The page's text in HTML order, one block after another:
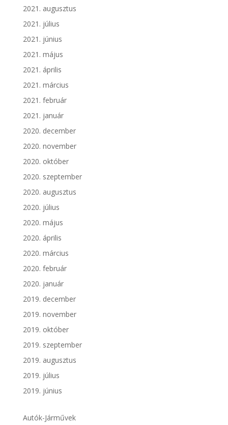
2021. augusztus
2021. július
2021. június
2021. május
2021. április
2021. március
2021. február
2021. január
2020. december
2020. november
2020. október
2020. szeptember
2020. augusztus
2020. július
2020. május
2020. április
2020. március
2020. február
2020. január
2019. december
2019. november
2019. október
2019. szeptember
2019. augusztus
2019. július
2019. június
Autók-Járművek